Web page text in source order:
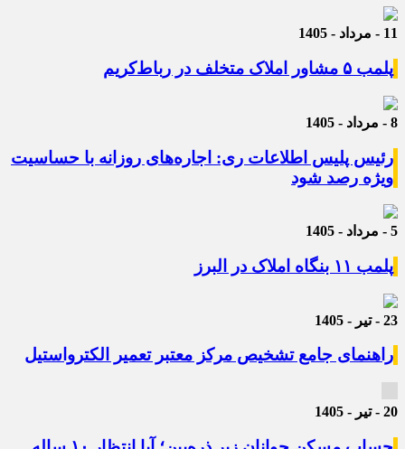
11 - مرداد - 1405
پلمب ۵ مشاور املاک متخلف در رباط‌کریم
8 - مرداد - 1405
رئیس پلیس اطلاعات ری: اجاره‌های روزانه با حساسیت
ویژه رصد شود
5 - مرداد - 1405
پلمب ۱۱ بنگاه املاک در البرز
23 - تیر - 1405
راهنمای جامع تشخیص مرکز معتبر تعمیر الکترواستیل
20 - تیر - 1405